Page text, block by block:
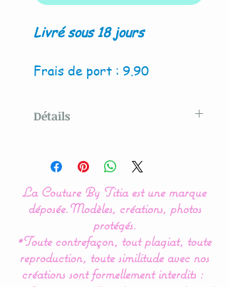
Livré sous 18 jours
Frais de port : 9.90
Détails
Couture By Titia
Possibilité de création avec
4 hiboux et/ou renard.
Ce tour de Lit nuage hibou
ou chouette est composé
La Couture By Titia est une marque
déposée.Modèles, créations, photos
protégés.
*Toute contrefaçon, tout plagiat, toute
reproduction, toute similitude avec nos
créations sont formellement interdits :